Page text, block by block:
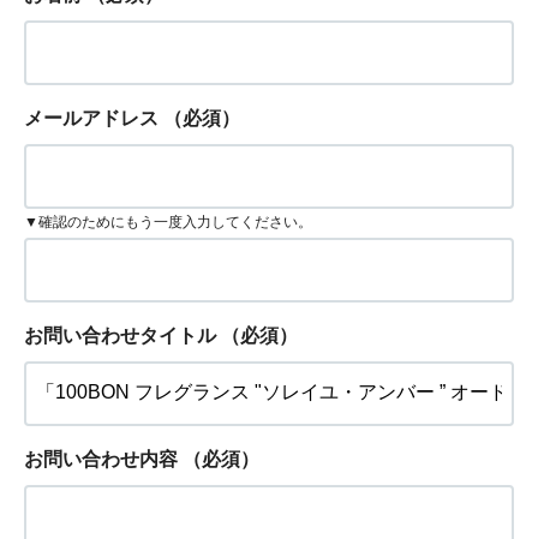
メールアドレス （必須）
▼確認のためにもう一度入力してください。
お問い合わせタイトル （必須）
お問い合わせ内容 （必須）